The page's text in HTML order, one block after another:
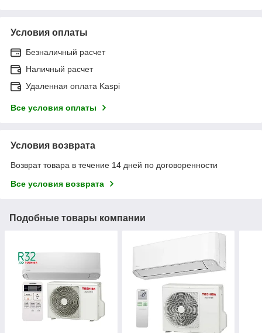
Условия оплаты
Безналичный расчет
Наличный расчет
Удаленная оплата Kaspi
Все условия оплаты
Условия возврата
Возврат товара в течение 14 дней по договоренности
Все условия возврата
Подобные товары компании